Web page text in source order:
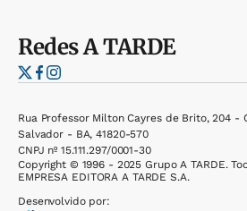
RedesA TARDE
Rua Professor Milton Cayres de Brito, 204 -
Salvador - BA, 41820-570
CNPJ nº 15.111.297/0001-30
Copyright © 1996 - 2025 Grupo A TARDE.
EMPRESA EDITORA A TARDE S.A.
Desenvolvido por: